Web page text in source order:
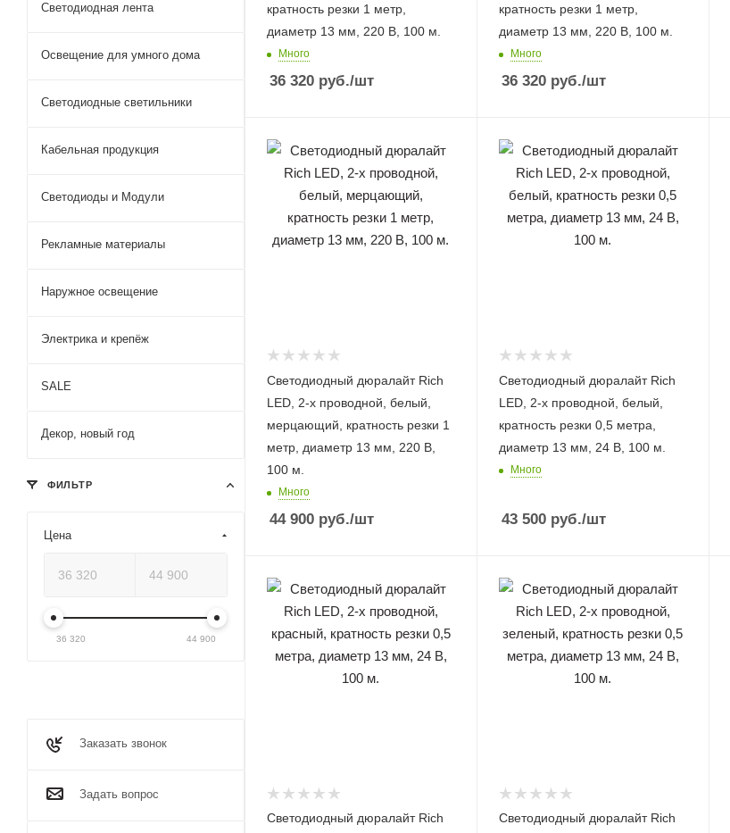
кратность резки 1 метр,
диаметр 13 мм, 220 В, 100 м.
Много
36 320 руб./шт
кратность резки 1 метр,
диаметр 13 мм, 220 В, 100 м.
Много
36 320руб./шт
Светодиодный дюралайт Rich
LED, 2-х проводной, белый,
мерцающий, кратность резки 1
метр, диаметр 13 мм, 220 В,
100 м.
Много
44 900 руб./шт
Светодиодный дюралайт Rich
LED, 2-х проводной, белый,
кратность резки 0,5 метра,
диаметр 13 мм, 24 В, 100 м.
Много
43 500руб./шт
Светодиодный дюралайт Rich
Светодиодный дюралайт Rich
Светодиодная лента
Освещение для умного дома
Светодиодные светильники
Кабельная продукция
Светодиоды и Модули
Рекламные материалы
Наружное освещение
Электрика и крепёж
SALE
Декор, новый год
ФИЛЬТР
Цена
36 320 44 900
Заказать звонок
Задать вопрос